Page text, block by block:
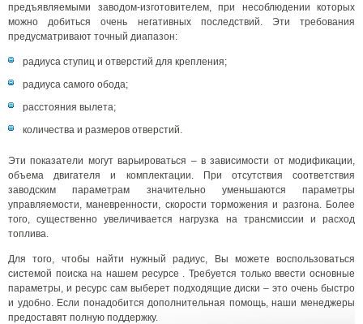
предъявляемыми заводом-изготовителем, при несоблюдении которых
можно добиться очень негативных последствий. Эти требования
предусматривают точный диапазон:
радиуса ступиц и отверстий для крепления;
радиуса самого обода;
расстояния вылета;
количества и размеров отверстий.
Эти показатели могут варьироваться – в зависимости от модификации,
объема двигателя и комплектации. При отсутствия соответствия
заводским параметрам значительно уменьшаются параметры
управляемости, маневренности, скорости торможения и разгона. Более
того, существенно увеличивается нагрузка на трансмиссии и расход
топлива.
Для того, чтобы найти нужный радиус, Вы можете воспользоваться
системой поиска на нашем ресурсе . Требуется только ввести основные
параметры, и ресурс сам выберет подходящие диски – это очень быстро
и удобно. Если понадобится дополнительная помощь, наши менеджеры
предоставят полную поддержку.